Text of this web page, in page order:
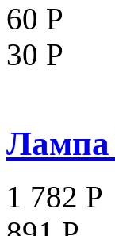
60 Р
30 Р
Лампа
1 782 Р